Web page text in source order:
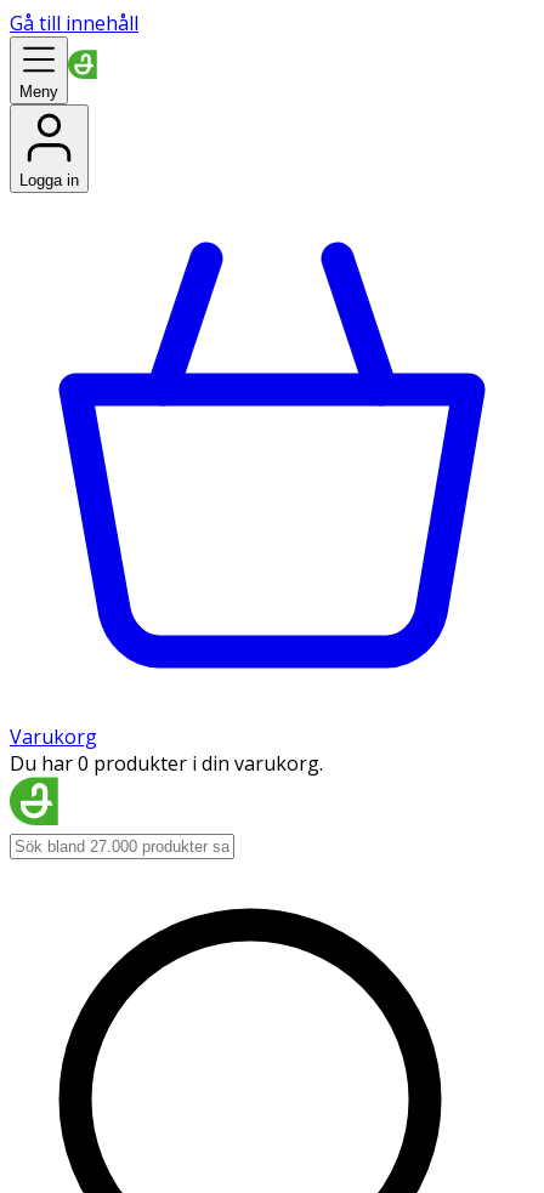
Gå till innehåll
Meny
Logga in
Varukorg
Du har 0 produkter i din varukorg.